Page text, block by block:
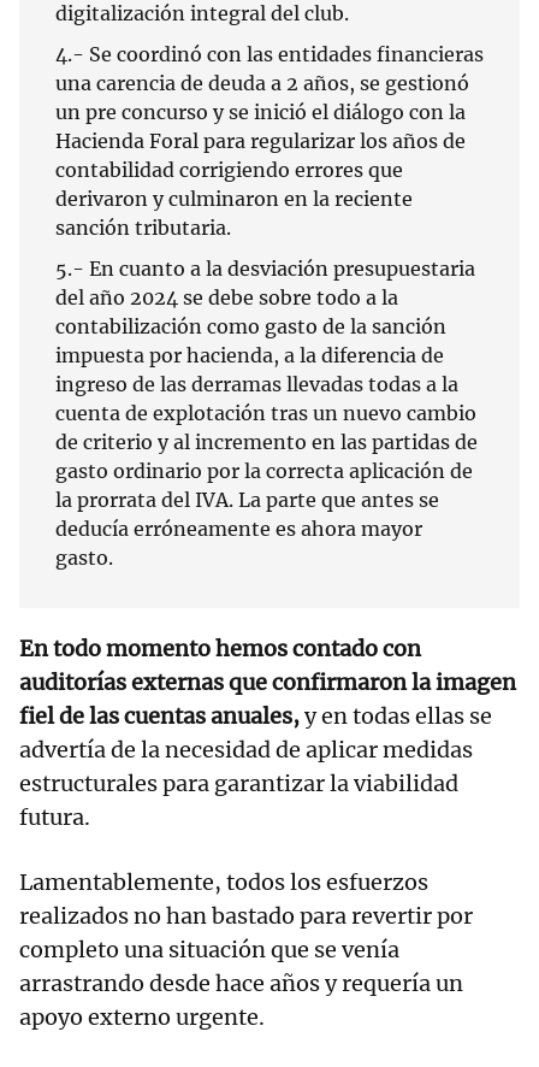
digitalización integral del club.
4.- Se coordinó con las entidades financieras
una carencia de deuda a 2 años, se gestionó
un pre concurso y se inició el diálogo con la
Hacienda Foral para regularizar los años de
contabilidad corrigiendo errores que
derivaron y culminaron en la reciente
sanción tributaria.
5.- En cuanto a la desviación presupuestaria
del año 2024 se debe sobre todo a la
contabilización como gasto de la sanción
impuesta por hacienda, a la diferencia de
ingreso de las derramas llevadas todas a la
cuenta de explotación tras un nuevo cambio
de criterio y al incremento en las partidas de
gasto ordinario por la correcta aplicación de
la prorrata del IVA. La parte que antes se
deducía erróneamente es ahora mayor
gasto.
En todo momento hemos contado con
auditorías externas que confirmaron la imagen
fiel de las cuentas anuales,y en todas ellas se
advertía de la necesidad de aplicar medidas
estructurales para garantizar la viabilidad
futura.
Lamentablemente, todos los esfuerzos
realizados no han bastado para revertir por
completo una situación que se venía
arrastrando desde hace años y requería un
apoyo externo urgente.